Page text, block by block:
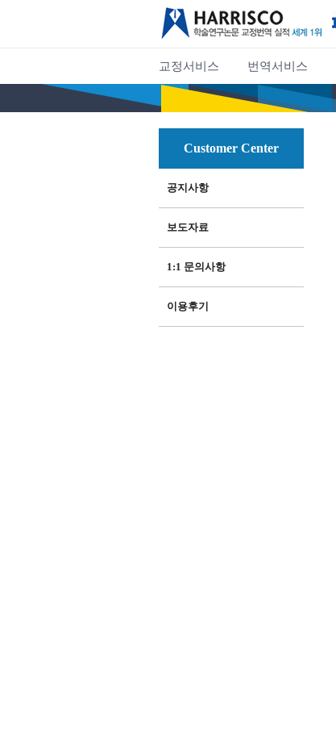
교정서비스 번역서비스
Customer Center
공지사항
보도자료
1:1 문의사항
이용후기